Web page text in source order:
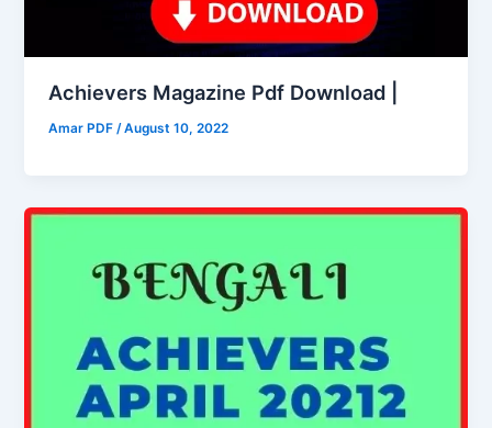
Achievers Magazine Pdf Download |
Amar PDF/August 10, 2022